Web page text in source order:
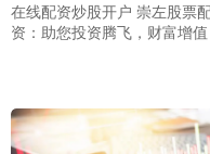
在线配资炒股开户 崇左股票
资：助您投资腾飞，财富增值